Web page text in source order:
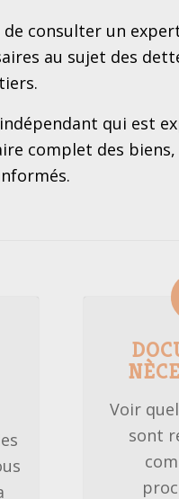
consulter un
au sujet des
qui est
complet des
Voir
sont